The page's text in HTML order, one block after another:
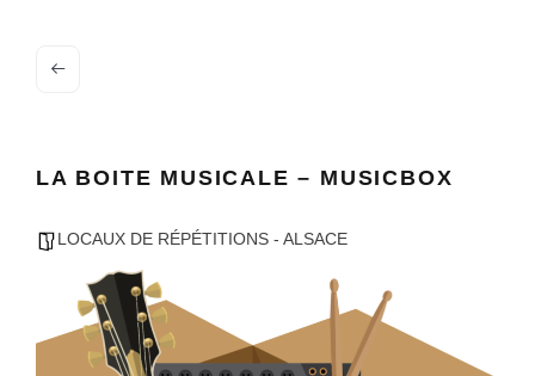
LA BOITE MUSICALE – MUSICBOX
LOCAUX DE RÉPÉTITIONS - ALSACE